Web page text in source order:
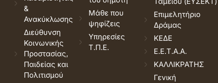
&
Ανακύκλωσης
Διεύθυνση
Κοινωνικής
Προστασίας,
Παιδείας και
Πολιτισμού
Μάθε που
ψηφίζεις
Υπηρεσίες
Τ.Π.Ε.
Επιμελητήριο
Δράμας
ΚΕΔΕ
Ε.Ε.Τ.Α.Α.
ΚΑΛΛΙΚΡΑΤΗΣ
Γενική